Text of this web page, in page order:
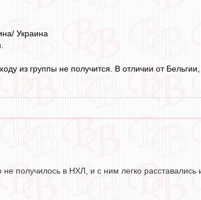
Украина
из группы не получится. В отличии от
получилось в НХЛ, и с ним легко расставались